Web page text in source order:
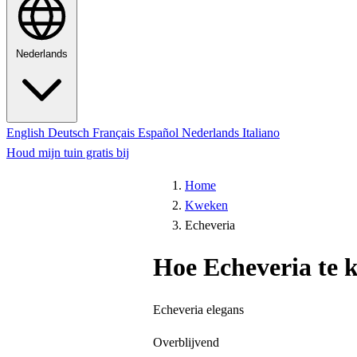
Nederlands
English Deutsch Français Español Nederlands Italiano
Houd mijn tuin gratis bij
Home
Kweken
Echeveria
Hoe Echeveria te
Echeveria elegans
Overblijvend